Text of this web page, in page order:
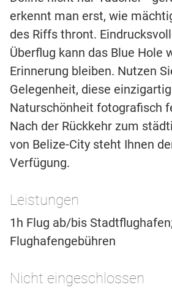
erkennt man erst, wie
des Riffs thront.
Überflug kann das Blue Hole
Erinnerung bleiben. Nutzen
Gelegenheit, diese
Naturschönheit fotografisch
Nach der Rückkehr zum
von Belize-City steht Ihnen
Verfügung.
Leistungen
1h Flug ab/bis
Flughafengebühren
Nicht eingeschlossen